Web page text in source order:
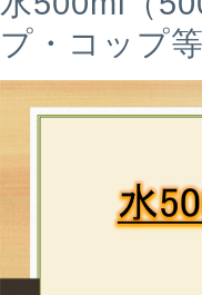
プ・コップ